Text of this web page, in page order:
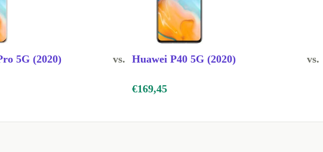
je alles snel
5G (2020) vs. Huawei P40 5G (2020) vs.
€169,45